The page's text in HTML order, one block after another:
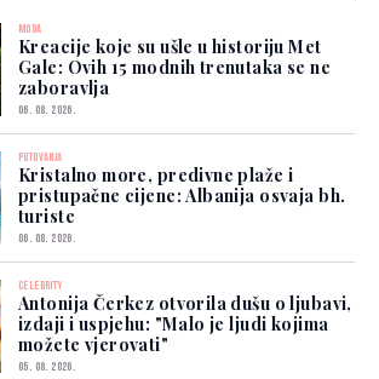
MODA
Kreacije koje su ušle u historiju Met
Gale: Ovih 15 modnih trenutaka se ne
zaboravlja
06. 08. 2026.
PUTOVANJA
Kristalno more, predivne plaže i
pristupačne cijene: Albanija osvaja bh.
turiste
06. 08. 2026.
CELEBRITY
Antonija Čerkez otvorila dušu o ljubavi,
izdaji i uspjehu: "Malo je ljudi kojima
možete vjerovati"
05. 08. 2026.